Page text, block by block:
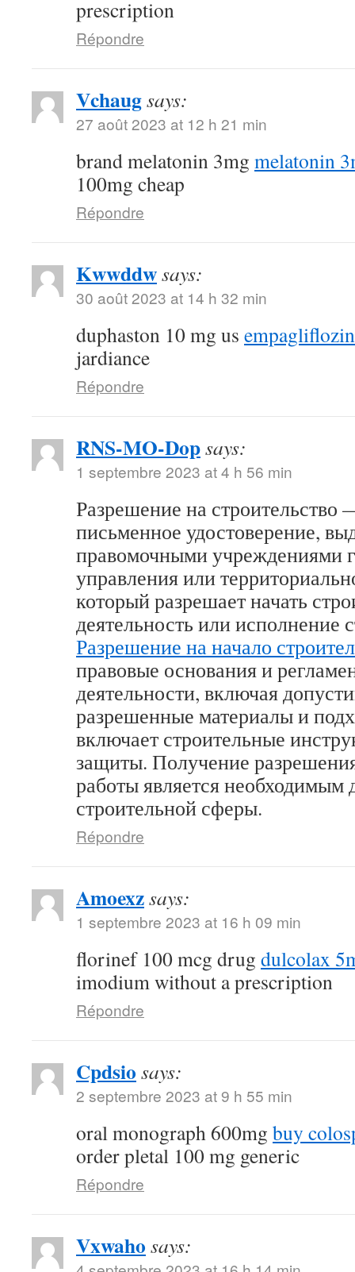
prescription
Répondre
Vchaugsays:
27 août 2023 at 12 h 21 min
brand melatonin 3mg melatonin
100mg cheap
Répondre
Kwwddwsays:
30 août 2023 at 14 h 32 min
duphaston 10 mg us
jardiance
Répondre
RNS-MO-Dopsays:
1 septembre 2023 at 4 h 56 min
Разрешение на
письменное удостоверение,
правомочными учреждениями
управления или
который разрешает начать
деятельность или исполнение
Разрешение на начало
правовые основания и
деятельности, включая
разрешенные материалы и
включает строительные
защиты. Получение
работы является необходимым
строительной сферы.
Répondre
Amoexzsays:
1 septembre 2023 at 16 h 09 min
florinef 100 mcg drug dulcolax
imodium without a prescription
Répondre
Cpdsio says:
2 septembre 2023 at 9 h 55 min
oral monograph 600mg buy
order pletal 100 mg generic
Répondre
Vxwaho says: